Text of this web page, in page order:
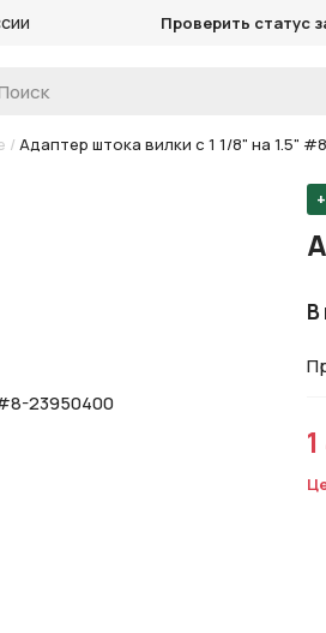
Проверить статус
/ Адаптер штока вилки с 1 1/8" на 1.5"
В